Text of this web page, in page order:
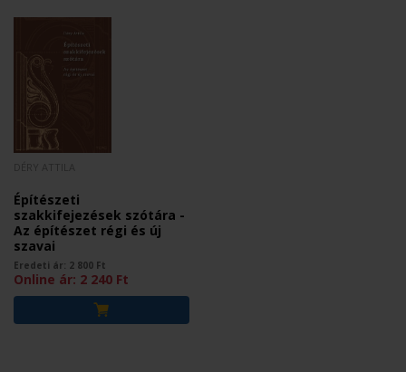
Építészeti
szakkifejezések szótára -
Az építészet régi és új
szavai
Eredeti ár: 2 800 Ft
Online ár: 2 240 Ft